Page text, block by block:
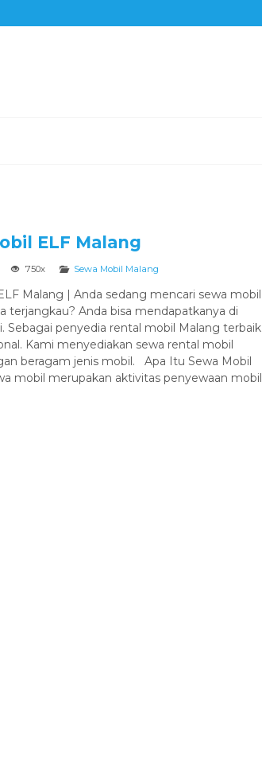
ELF Malang
750x Sewa Mobil Malang
Malang | Anda sedang mencari sewa mobil
terjangkau? Anda bisa mendapatkanya di
Sebagai penyedia rental mobil Malang terbaik
Kami menyediakan sewa rental mobil
beragam jenis mobil. Apa Itu Sewa Mobil
mobil merupakan aktivitas penyewaan mobil